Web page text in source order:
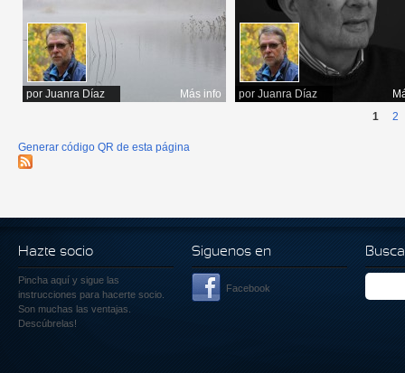
por Juanra Díaz Más info por Juanra Díaz
1 2
Generar código QR de esta página
Hazte socio
Pincha aquí y sigue las
instrucciones para hacerte socio.
Son muchas las ventajas.
Descúbrelas!
Siguenos en
Facebook